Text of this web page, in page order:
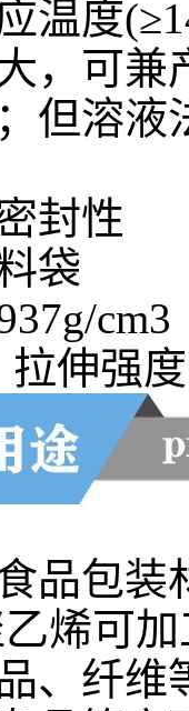
，可
但溶
封性
袋
伸强
烯可
、纤
品等方